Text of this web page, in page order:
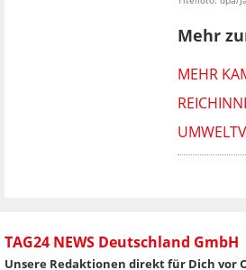
Mehr
MEHR
TAG24 NEWS Deutschland GmbH
Unsere Redaktionen direkt für Dich vor